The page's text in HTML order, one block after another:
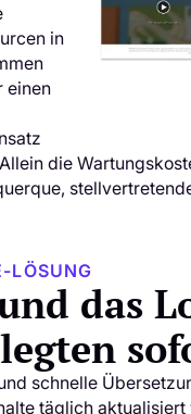
in
einen
die
LÖSUNG
das
legten
schnelle
täglich